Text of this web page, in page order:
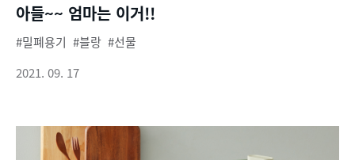
아들~~ 엄마는 이거!!
밀폐용기 블랑
선물
2021. 09. 17